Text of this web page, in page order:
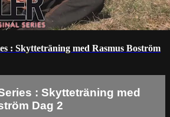
: Skytteträning med Rasmus Boström
: Skytteträning med
Dag 2